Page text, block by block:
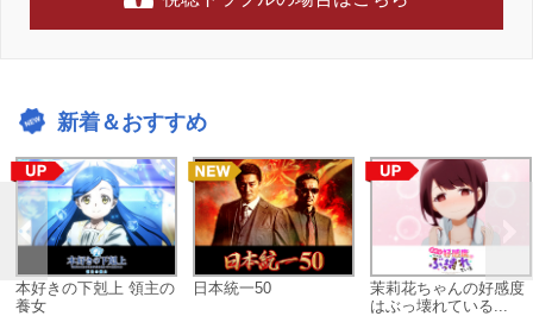
新着＆おすすめ
本好きの下剋上 領主の
養女
日本統一50
茉莉花ちゃんの好感度
はぶっ壊れている...